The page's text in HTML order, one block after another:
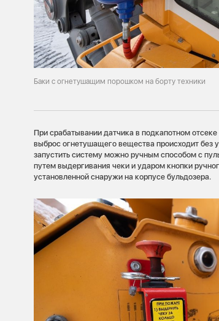
Баки с огнетушащим порошком на борту техники
При срабатывании датчика в подкапотном
выброс огнетушащего вещества происходит без
запустить систему можно ручным способом с
путем выдергивания чеки и ударом кнопки
установленной снаружи на корпусе бульдозера.